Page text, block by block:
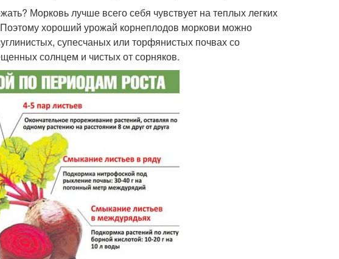
Морковь лучше всего себя чувствует на теплых легких
хороший урожай корнеплодов моркови можно
супесчаных или торфянистых почвах со
солнцем и чистых от сорняков.